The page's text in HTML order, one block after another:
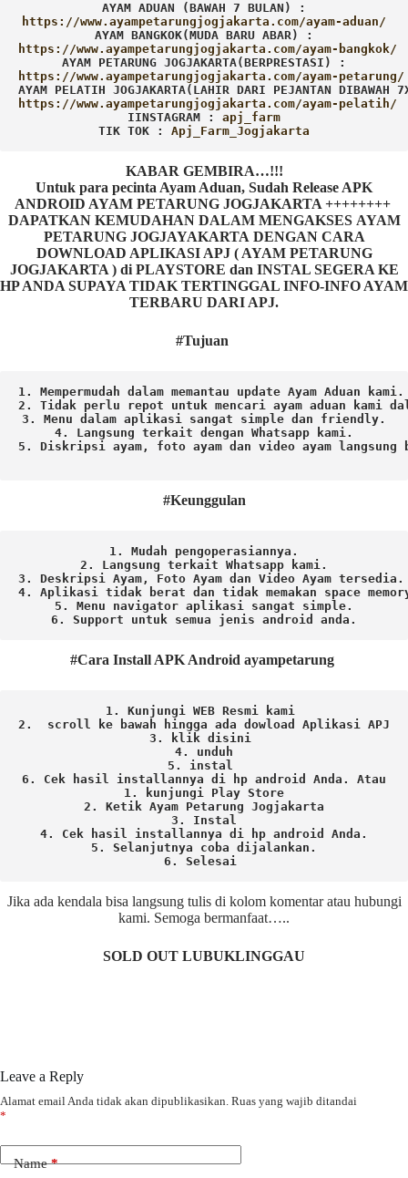
AYAM ADUAN (BAWAH 7 BULAN) :
AYAM BANGKOK(MUDA BARU ABAR) :
AYAM PETARUNG JOGJAKARTA(BERPRESTASI) :
AYAM PELATIH JOGJAKARTA(LAHIR DARI PEJANTAN DIBAWAH
IINSTAGRAM :
TIK TOK : Apj_Farm_Jogjakarta
KABAR GEMBIRA…!!!
Untuk para pecinta Ayam Aduan, Sudah Release APK
ANDROID AYAM PETARUNG JOGJAKARTA ++++++++
DAPATKAN KEMUDAHAN DALAM MENGAKSES AYAM
PETARUNG JOGJAYAKARTA DENGAN CARA
DOWNLOAD APLIKASI APJ ( AYAM PETARUNG
JOGJAKARTA ) di PLAYSTORE dan INSTAL SEGERA KE
HP ANDA SUPAYA TIDAK TERTINGGAL INFO-INFO AYAM
TERBARU DARI APJ.
#Tujuan
1. Mempermudah dalam memantau update Ayam Aduan kami.
2. Tidak perlu repot untuk mencari ayam aduan kami
3. Menu dalam aplikasi sangat simple dan friendly.
4. Langsung terkait dengan Whatsapp kami.
5. Diskripsi ayam, foto ayam dan video ayam
#Keunggulan
1. Mudah pengoperasiannya.
2. Langsung terkait Whatsapp kami.
3. Deskripsi Ayam, Foto Ayam dan Video Ayam tersedia.
4. Aplikasi tidak berat dan tidak memakan space
5. Menu navigator aplikasi sangat simple.
6. Support untuk semua jenis android anda.
#Cara Install APK Android ayampetarung
1. Kunjungi WEB Resmi kami
2.  scroll ke bawah hingga ada dowload Aplikasi APJ
3. klik disini
4. unduh
5. instal
6. Cek hasil installannya di hp android Anda. Atau
1. kunjungi Play Store
2. Ketik Ayam Petarung Jogjakarta
3. Instal
4. Cek hasil installannya di hp android Anda.
5. Selanjutnya coba dijalankan.
6. Selesai
Jika ada kendala bisa langsung tulis di kolom komentar atau hubungi
kami. Semoga bermanfaat…..
SOLD OUT LUBUKLINGGAU
Leave a Reply
Alamat email Anda tidak akan dipublikasikan. Ruas yang wajib ditandai
*
Name*